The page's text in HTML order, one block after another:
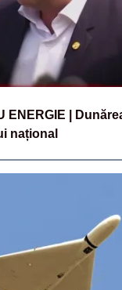
ENERGIE |
național